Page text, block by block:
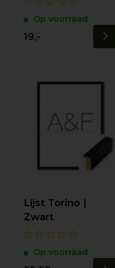
Op voorraad
19,-
Lijst Torino |
Zwart
Op voorraad